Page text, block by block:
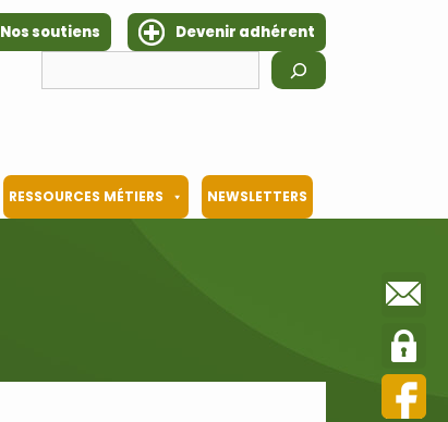
Nos soutiens
Devenir adhérent
RESSOURCES MÉTIERS NEWSLETTERS